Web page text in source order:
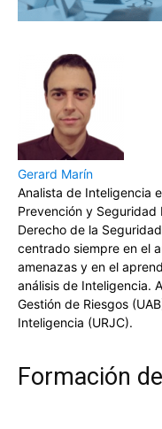
Gerard Marín
Analista de Inteligencia
Prevención y
Derecho de la
centrado siempre en el
amenazas y en el
análisis de Inteligencia.
Gestión de Riesgos
Inteligencia (URJC).
Formación